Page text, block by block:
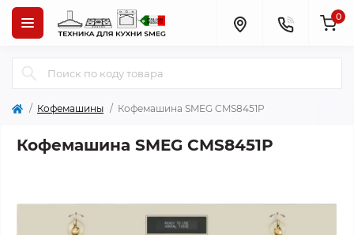
0
Кофемашины Кофемашина SMEG CMS8451P
Кофемашина SMEG CMS8451P